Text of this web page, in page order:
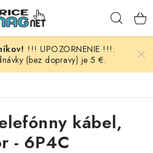
!!! UPOZORNENIE !!!:
(bez dopravy) je 5 €.
kábel,
- 6P4C